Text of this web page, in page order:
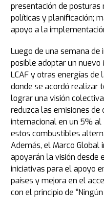
presentación de posturas
políticas y planificación;
apoyo a la
Luego de una semana de
posible adoptar un nuevo
LCAF y otras energías de
donde se acordó realizar
lograr una visión
reduzca las emisiones de
internacional en un 5%
estos combustibles
Además, el Marco
apoyarán la visión desde
iniciativas para el apoyo
países y mejora en el
con el principio de